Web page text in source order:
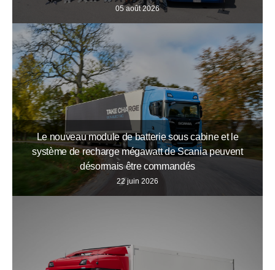
05 août 2026
Le nouveau module de batterie sous cabine et le
système de recharge mégawatt de Scania peuvent
désormais être commandés
22 juin 2026